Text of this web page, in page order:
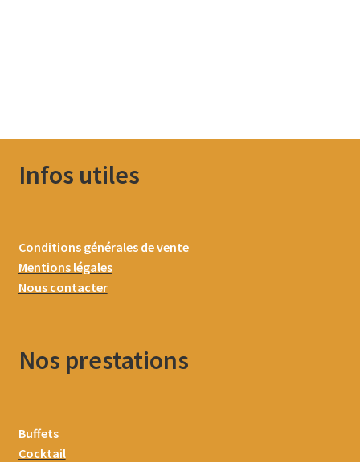
Infos utiles
Conditions générales de vente
Mentions légales
Nous contacter
Nos prestations
Buffets
Cocktail